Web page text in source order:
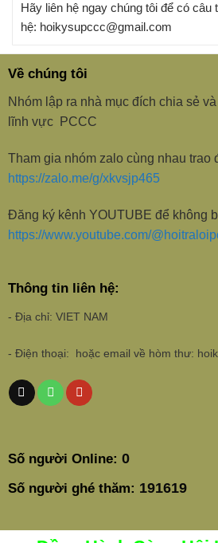
Hãy liên hệ ngay chúng tôi để có câu
hệ: hoikysupccc@gmail.com
Về chúng tôi
Nhóm lập ra nhà mục đích chia sẻ
lĩnh vực PCCC
Tham gia nhóm zalo cùng nhau trao
https://zalo.me/g/xkvsjp465
Đăng ký kênh YOUTUBE để không
https://www.youtube.com/
Thông tin liên hệ:
- Địa chỉ: VIET NAM
- Điện thoại: hoặc email về hòm thư:
Số người Online: 0
Số người ghé thăm: 191619